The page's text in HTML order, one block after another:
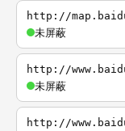
http://
未屏蔽
http://
未屏蔽
http://